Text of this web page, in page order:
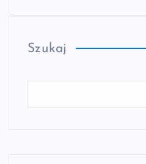
Szukaj